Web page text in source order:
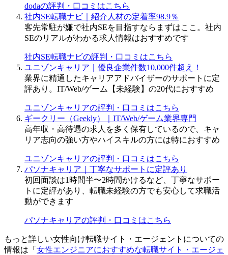
dodaの評判・口コミはこちら
社内SE転職ナビ｜紹介人材の定着率98.9％
客先常駐が嫌で社内SEを目指すならまずはここ。社内
SEのリアルがわかる求人情報はおすすめです
社内SE転職ナビの評判・口コミはこちら
ユニゾンキャリア｜優良企業件数10,000件超え！
業界に精通したキャリアアドバイザーのサポートに定
評あり。IT/Web/ゲーム【未経験】の20代におすすめ
ユニゾンキャリアの評判・口コミはこちら
ギークリー（Geekly）｜IT/Web/ゲーム業界専門
高年収・高待遇の求人を多く保有しているので、キャ
リア志向の強い方やハイスキルの方には特におすすめ
ユニゾンキャリアの評判・口コミはこちら
パソナキャリア｜丁寧なサポートに定評あり
初回面談は1時間半〜2時間かけるなど、丁寧なサポー
トに定評があり、転職未経験の方でも安心して求職活
動ができます
パソナキャリアの評判・口コミはこちら
もっと詳しい女性向け転職サイト・エージェントについての
情報は「 女性エンジニアにおすすめな転職サイト・エージェ